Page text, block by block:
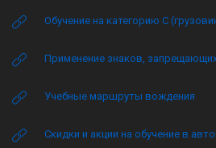
Обучение на категорию C
Применение знаков,
Учебные маршруты вождения
Скидки и акции на обучение в